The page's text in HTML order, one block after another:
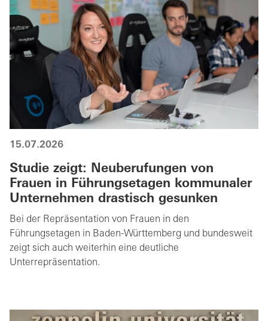
15.07.2026
Studie zeigt: Neuberufungen von
Frauen in Führungsetagen kommunaler
Unternehmen drastisch gesunken
Bei der Repräsentation von Frauen in den
Führungsetagen in Baden-Württemberg und bundesweit
zeigt sich auch weiterhin eine deutliche
Unterrepräsentation.